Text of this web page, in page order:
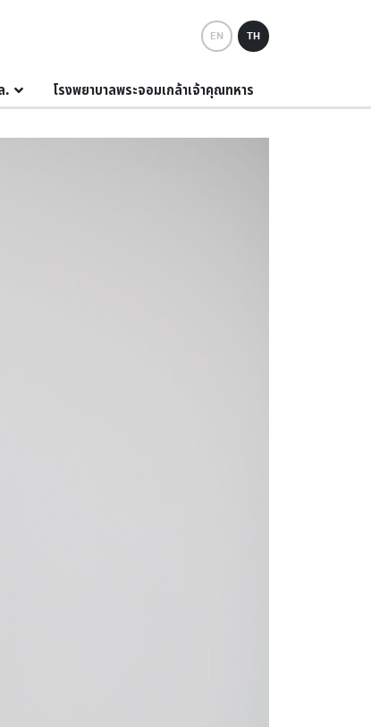
EN TH
. โรงพยาบาลพระจอมเกล้าเจ้าคุณทหาร